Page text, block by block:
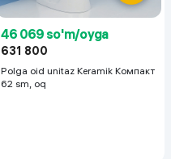
46 069 so'm/oyga
631 800
Polga oid unitaz Keramik Компакт
62 sm, oq